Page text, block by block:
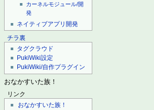
カーネルモジュール/開
発
ネイティブアプリ開発
チラ裏
タグクラウド
PukiWiki設定
PukiWiki/自作プラグイン
おなかすいた族！
リンク
おなかすいた族！